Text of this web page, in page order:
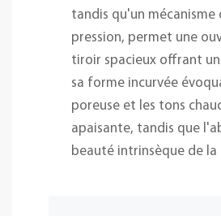
tandis qu'un
pression, permet une
tiroir spacieux offrant
sa forme incurvée
poreuse et les tons
apaisante, tandis que
beauté intrinsèque de la